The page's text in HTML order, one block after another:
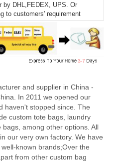
by DHL,FEDEX, UPS. Or
to customers' requirement
and supplier in China -
In 2011 we opened our
haven't stopped since. The
custom tote bags, laundry
among other options. All
our very own factory. We have
known brands;Over the
from other custom bag